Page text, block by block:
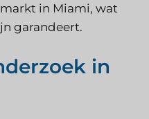
in Miami, wat
garandeert.
in